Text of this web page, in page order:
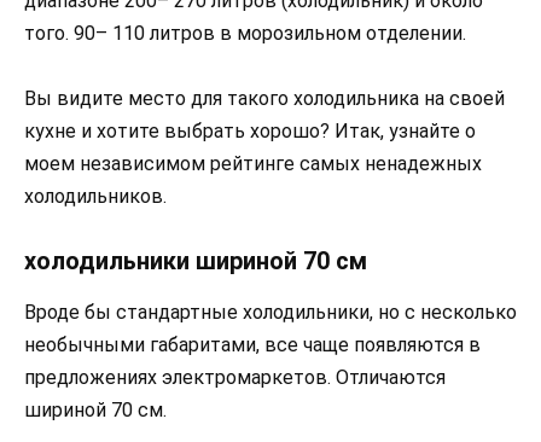
того. 90– 110 литров в морозильном отделении.
Вы видите место для такого холодильника на своей
кухне и хотите выбрать хорошо? Итак, узнайте о
моем независимом рейтинге самых ненадежных
холодильников.
холодильники шириной 70 см
Вроде бы стандартные холодильники, но с несколько
необычными габаритами, все чаще появляются в
предложениях электромаркетов. Отличаются
шириной 70 см.